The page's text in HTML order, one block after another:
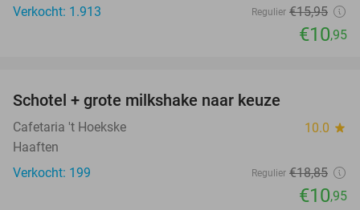
Verkocht: 1.913
Regulier €15,95
€10,95
Schotel + grote milkshake naar keuze
Cafetaria 't Hoekske 10.0 star
Haaften
Verkocht: 199
Regulier €18,85
€10,95